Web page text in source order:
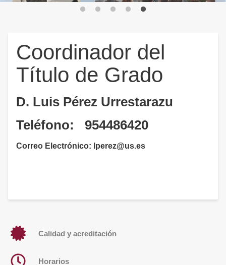
Coordinador del
Título de Grado
D. Luis Pérez Urrestarazu
Teléfono: 954486420
Correo Electrónico: lperez@us.es
Calidad y acreditación
Horarios